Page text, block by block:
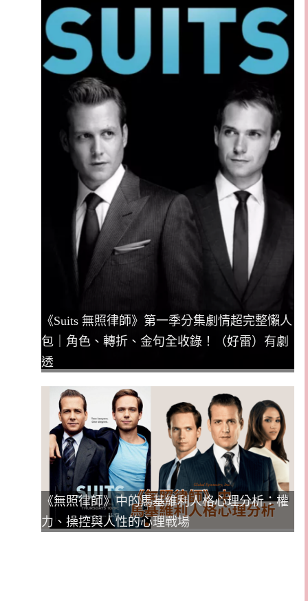
《Suits 無照律師》第一季分集劇情超完整懶人
包｜角色、轉折、金句全收錄！（好雷）有劇
透
《無照律師》中的馬基維利人格心理分析：權
力、操控與人性的心理戰場